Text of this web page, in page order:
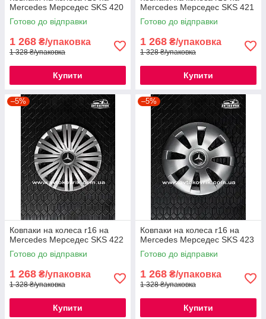
Mercedes Мерседес SKS 420
Готово до відправки
1 268 ₴/упаковка
1 328 ₴/упаковка
Купити
Mercedes Мерседес SKS 421
Готово до відправки
1 268 ₴/упаковка
1 328 ₴/упаковка
Купити
–5%
Ковпаки на колеса r16 на
Mercedes Мерседес SKS 422
Готово до відправки
1 268 ₴/упаковка
1 328 ₴/упаковка
Купити
–5%
Ковпаки на колеса r16 на
Mercedes Мерседес SKS 423
Готово до відправки
1 268 ₴/упаковка
1 328 ₴/упаковка
Купити